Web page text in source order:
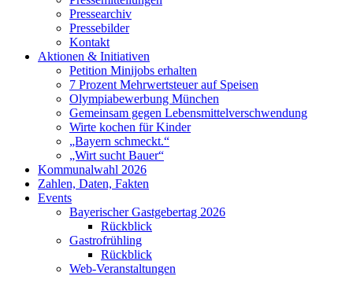
Pressearchiv
Pressebilder
Kontakt
Aktionen & Initiativen
Petition Minijobs erhalten
7 Prozent Mehrwertsteuer auf Speisen
Olympiabewerbung München
Gemeinsam gegen Lebensmittelverschwendung
Wirte kochen für Kinder
„Bayern schmeckt.“
„Wirt sucht Bauer“
Kommunalwahl 2026
Zahlen, Daten, Fakten
Events
Bayerischer Gastgebertag 2026
Rückblick
Gastrofrühling
Rückblick
Web-Veranstaltungen